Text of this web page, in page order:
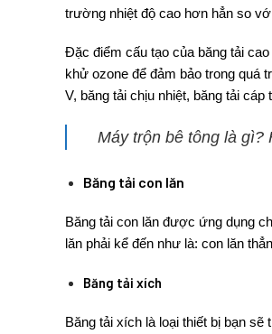
trường nhiệt độ cao hơn hẳn so
Đặc điểm cấu tạo của băng tải
khử ozone để đảm bảo trong quá
V, băng tải chịu nhiệt, băng tải cáp
Máy trộn bê tông là gì?
Băng tải con lăn
Băng tải con lăn được ứng dụng
lăn phải kể đến như là: con lăn
Băng tải xích
Băng tải xích là loại thiết bị bạn